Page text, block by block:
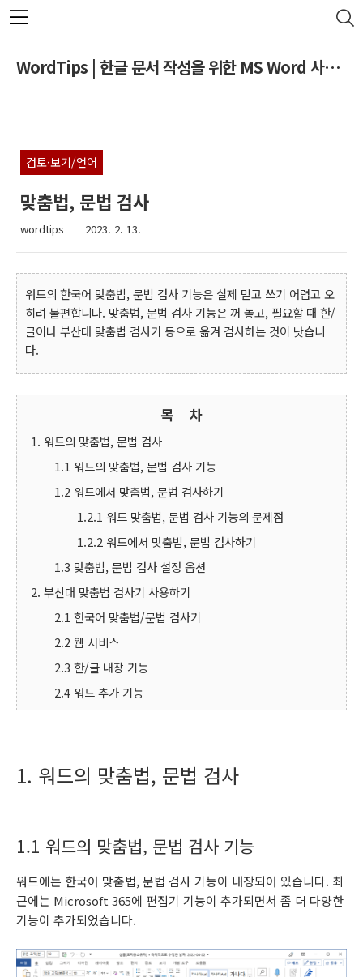
본문 바로가기
WordTips | 한글 문서 작성을 위한 MS Word 사용 팁
검토·보기/언어
맞춤법, 문법 검사
wordtips 2023. 2. 13.
워드의 한국어 맞춤법, 문법 검사 기능은 실제 믿고 쓰기 어렵고 오
히려 불편합니다. 맞춤법, 문법 검사 기능은 꺼 놓고, 필요할 때 한/
글이나 부산대 맞춤법 검사기 등으로 옮겨 검사하는 것이 낫습니
다.
목 차
1. 워드의 맞춤법, 문법 검사
1.1 워드의 맞춤법, 문법 검사 기능
1.2 워드에서 맞춤법, 문법 검사하기
1.2.1 워드 맞춤법, 문법 검사 기능의 문제점
1.2.2 워드에서 맞춤법, 문법 검사하기
1.3 맞춤법, 문법 검사 설정 옵션
2. 부산대 맞춤법 검사기 사용하기
2.1 한국어 맞춤법/문법 검사기
2.2 웹 서비스
2.3 한/글 내장 기능
2.4 워드 추가 기능
1. 워드의 맞춤법, 문법 검사
1.1 워드의 맞춤법, 문법 검사 기능
워드에는 한국어 맞춤법, 문법 검사 기능이 내장되어 있습니다. 최
근에는 Microsoft 365에 편집기 기능이 추가되면서 좀 더 다양한
기능이 추가되었습니다.